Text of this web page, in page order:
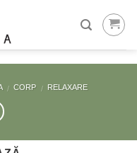
/ CORP / RELAXARE